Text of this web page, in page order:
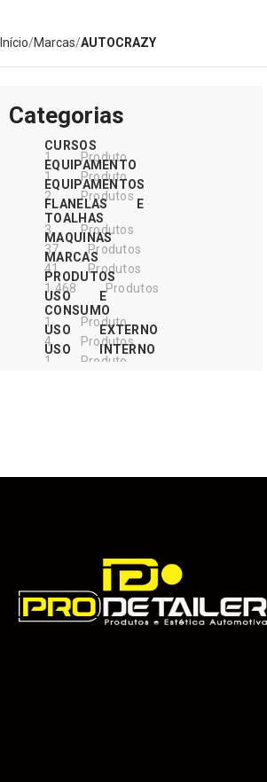
Início Marcas AUTOCRAZY
Categorias
CURSOS
1 Produto
EQUIPAMENTO
1 Produto
EQUIPAMENTOS
2 Produtos
FLANELAS E
TOALHAS
3 Produtos
MAQUINAS
37 Produtos
MARCAS
41 Produtos
PRODUTOS
1.468 Produtos
USO E
CONSUMO
1 Produto
USO EXTERNO
4 Produtos
USO INTERNO
1 Produto